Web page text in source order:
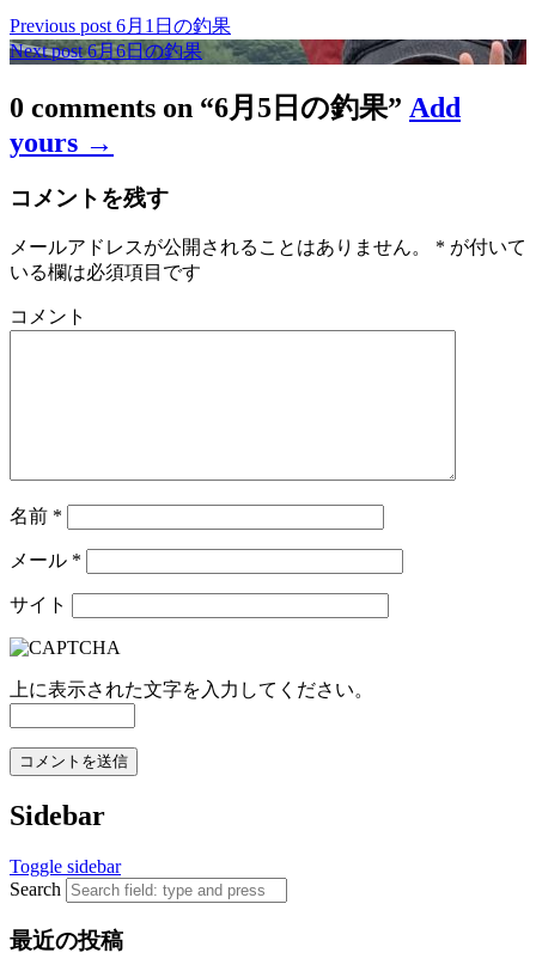
Previous post 6月1日の釣果
Next post 6月6日の釣果
0 comments on “6月5日の釣果” Add
yours →
コメントを残す
メールアドレスが公開されることはありません。 * が付いて
いる欄は必須項目です
コメント
名前 *
メール *
サイト
上に表示された文字を入力してください。
Sidebar
Toggle sidebar
Search
最近の投稿